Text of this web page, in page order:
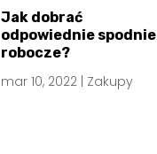
Jak dobrać
odpowiednie spodnie
robocze?
mar 10, 2022 Zakupy